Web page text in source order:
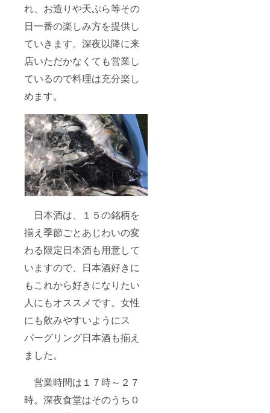
れ、お造りや天ぷら等その
日一番の楽しみ方を提供し
ていきます。深夜以降に来
店いただかなくても営業し
ているので料理は充分楽し
めます。
日本酒は、１５の銘柄を
揃え季節ごとあじわいの変
わる限定日本酒も用意して
いますので、日本酒好きに
もこれから好きになりたい
人にもオススメです。女性
にも飲みやすいようにス
パーグリング日本酒も揃え
ました。
営業時間は１７時～２７
時。深夜食堂はそのうち０